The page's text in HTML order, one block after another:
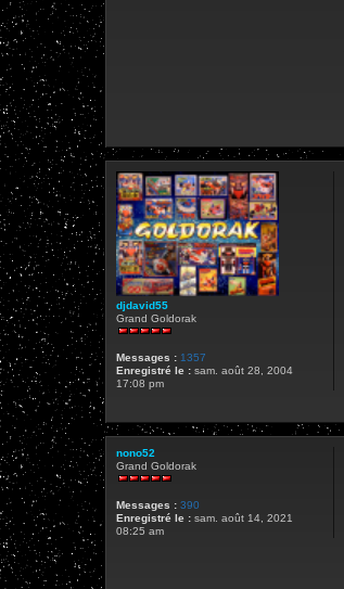
djdavid55
Grand Goldorak
Messages : 1357
Enregistré le : sam. août 28, 2004
17:08 pm
nono52
Grand Goldorak
Messages : 390
Enregistré le : sam. août 14, 2021
08:25 am